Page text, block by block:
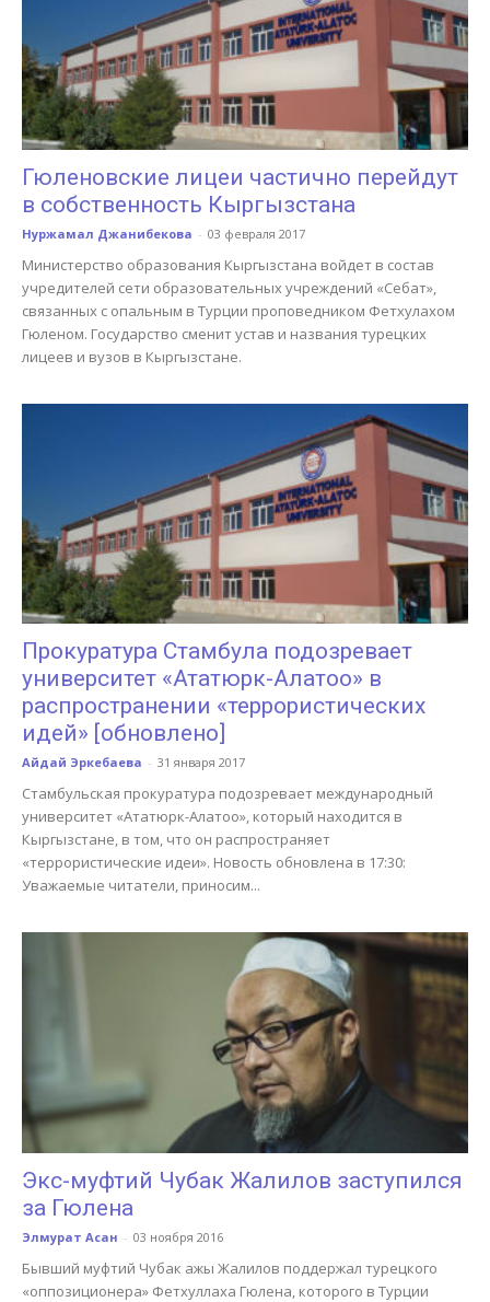
Гюленовские лицеи частично перейдут
в собственность Кыргызстана
Нуржамал Джанибекова - 03 февраля 2017
Министерство образования Кыргызстана войдет в состав
учредителей сети образовательных учреждений «Себат»,
связанных с опальным в Турции проповедником Фетхулахом
Гюленом. Государство сменит устав и названия турецких
лицеев и вузов в Кыргызстане.
Прокуратура Стамбула подозревает
университет «Ататюрк-Алатоо» в
распространении «террористических
идей» [обновлено]
Айдай Эркебаева - 31 января 2017
Стамбульская прокуратура подозревает международный
университет «Ататюрк-Алатоо», который находится в
Кыргызстане, в том, что он распространяет
«террористические идеи». Новость обновлена в 17:30:
Уважаемые читатели, приносим...
Экс-муфтий Чубак Жалилов заступился
за Гюлена
Элмурат Асан - 03 ноября 2016
Бывший муфтий Чубак ажы Жалилов поддержал турецкого
«оппозиционера» Фетхуллаха Гюлена, которого в Турции